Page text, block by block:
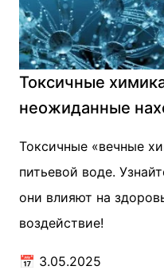
Токсичные
неожиданные
Токсичные «вечные
питьевой воде.
они влияют на
воздействие!
📅 3.05.2025